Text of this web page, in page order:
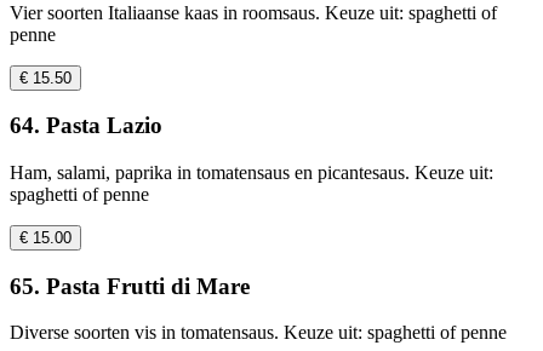
Vier soorten Italiaanse kaas in roomsaus. Keuze uit: spaghetti of
penne
€ 15.50
64. Pasta Lazio
Ham, salami, paprika in tomatensaus en picantesaus. Keuze uit:
spaghetti of penne
€ 15.00
65. Pasta Frutti di Mare
Diverse soorten vis in tomatensaus. Keuze uit: spaghetti of penne